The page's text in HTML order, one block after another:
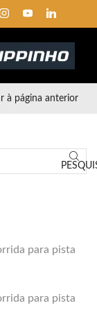
à página anterior
para pista
para pista